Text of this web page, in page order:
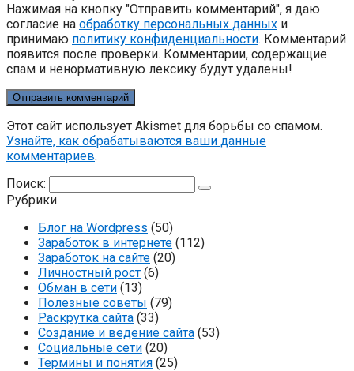
Нажимая на кнопку "Отправить комментарий", я даю
согласие на обработку персональных данных и
принимаю политику конфиденциальности. Комментарий
появится после проверки. Комментарии, содержащие
спам и ненормативную лексику будут удалены!
Этот сайт использует Akismet для борьбы со спамом.
Узнайте, как обрабатываются ваши данные
комментариев.
Поиск:
Рубрики
Блог на Wordpress (50)
Заработок в интернете (112)
Заработок на сайте (20)
Личностный рост (6)
Обман в сети (13)
Полезные советы (79)
Раскрутка сайта (33)
Создание и ведение сайта (53)
Социальные сети (20)
Термины и понятия (25)